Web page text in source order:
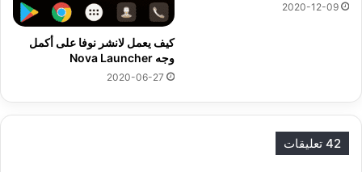
2020-12-09
كيف يعمل لانشر نوفا على أكمل
وجه Nova Launcher
2020-06-27
42 تعليقات